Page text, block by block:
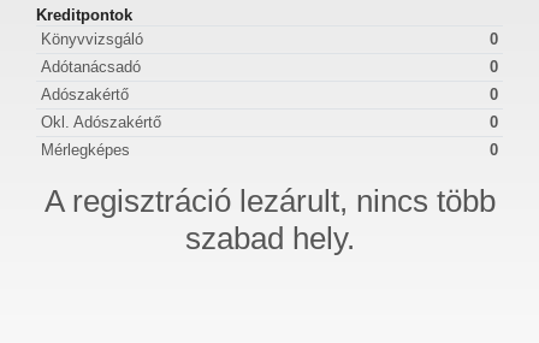
KAPCSOLAT
Kreditpontok
Könyvvizsgáló
0
Adótanácsadó
0
Adószakértő
0
Okl. Adószakértő
0
Mérlegképes
0
A regisztráció lezárult, nincs több
szabad hely.